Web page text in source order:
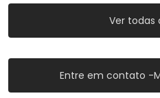
Ver todas
Entre em contato -